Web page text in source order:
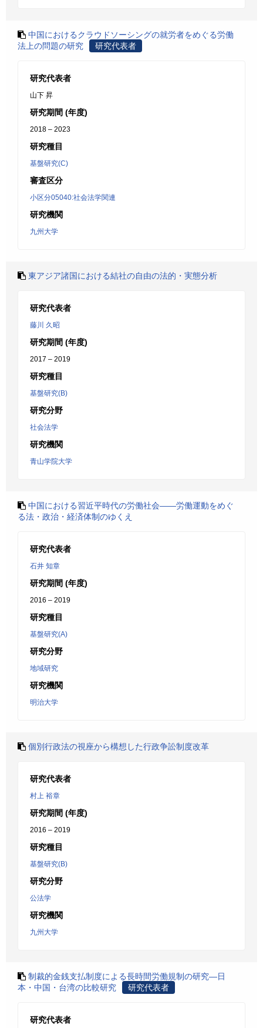
中国におけるクラウドソーシングの就労者をめぐる労働
法上の問題の研究
研究代表者
研究代表者
山下 昇
研究期間 (年度)
2018 – 2023
研究種目
基盤研究(C)
審査区分
小区分05040:社会法学関連
研究機関
九州大学
東アジア諸国における結社の自由の法的・実態分析
研究代表者
藤川 久昭
研究期間 (年度)
2017 – 2019
研究種目
基盤研究(B)
研究分野
社会法学
研究機関
青山学院大学
中国における習近平時代の労働社会――労働運動をめぐ
る法・政治・経済体制のゆくえ
研究代表者
石井 知章
研究期間 (年度)
2016 – 2019
研究種目
基盤研究(A)
研究分野
地域研究
研究機関
明治大学
個別行政法の視座から構想した行政争訟制度改革
研究代表者
村上 裕章
研究期間 (年度)
2016 – 2019
研究種目
基盤研究(B)
研究分野
公法学
研究機関
九州大学
制裁的金銭支払制度による長時間労働規制の研究―日
本・中国・台湾の比較研究
研究代表者
研究代表者